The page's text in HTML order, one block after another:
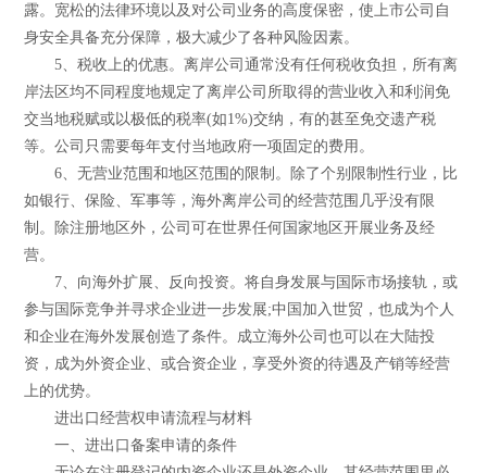
露。宽松的法律环境以及对公司业务的高度保密，使上市公司自
身安全具备充分保障，极大减少了各种风险因素。
5、税收上的优惠。离岸公司通常没有任何税收负担，所有离
岸法区均不同程度地规定了离岸公司所取得的营业收入和利润免
交当地税赋或以极低的税率(如1%)交纳，有的甚至免交遗产税
等。公司只需要每年支付当地政府一项固定的费用。
6、无营业范围和地区范围的限制。除了个别限制性行业，比
如银行、保险、军事等，海外离岸公司的经营范围几乎没有限
制。除注册地区外，公司可在世界任何国家地区开展业务及经
营。
7、向海外扩展、反向投资。将自身发展与国际市场接轨，或
参与国际竞争并寻求企业进一步发展;中国加入世贸，也成为个人
和企业在海外发展创造了条件。成立海外公司也可以在大陆投
资，成为外资企业、或合资企业，享受外资的待遇及产销等经营
上的优势。
进出口经营权申请流程与材料
一、进出口备案申请的条件